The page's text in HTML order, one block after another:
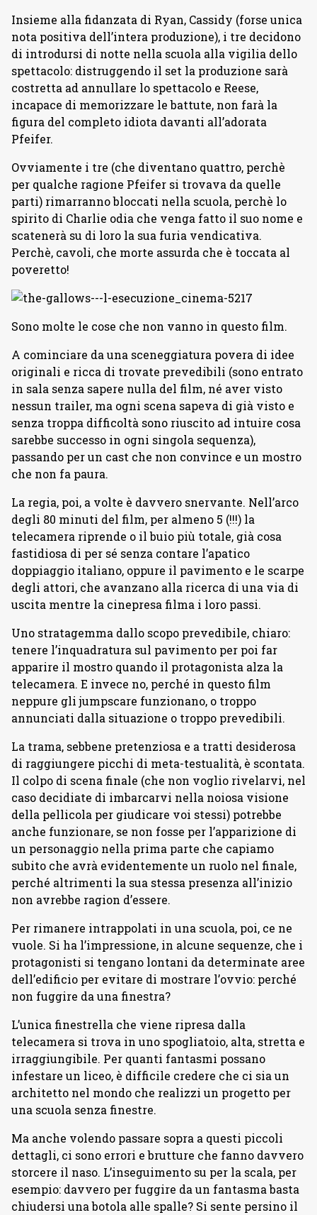
Insieme alla fidanzata di Ryan, Cassidy (forse unica
nota positiva dell’intera produzione), i tre decidono
di introdursi di notte nella scuola alla vigilia dello
spettacolo: distruggendo il set la produzione sarà
costretta ad annullare lo spettacolo e Reese,
incapace di memorizzare le battute, non farà la
figura del completo idiota davanti all’adorata
Pfeifer.
Ovviamente i tre (che diventano quattro, perchè
per qualche ragione Pfeifer si trovava da quelle
parti) rimarranno bloccati nella scuola, perchè lo
spirito di Charlie odia che venga fatto il suo nome e
scatenerà su di loro la sua furia vendicativa.
Perchè, cavoli, che morte assurda che è toccata al
poveretto!
Sono molte le cose che non vanno in questo film.
A cominciare da una sceneggiatura povera di idee
originali e ricca di trovate prevedibili (sono entrato
in sala senza sapere nulla del film, né aver visto
nessun trailer, ma ogni scena sapeva di già visto e
senza troppa difficoltà sono riuscito ad intuire cosa
sarebbe successo in ogni singola sequenza),
passando per un cast che non convince e un mostro
che non fa paura.
La regia, poi, a volte è davvero snervante. Nell’arco
degli 80 minuti del film, per almeno 5 (!!!) la
telecamera riprende o il buio più totale, già cosa
fastidiosa di per sé senza contare l’apatico
doppiaggio italiano, oppure il pavimento e le scarpe
degli attori, che avanzano alla ricerca di una via di
uscita mentre la cinepresa filma i loro passi.
Uno stratagemma dallo scopo prevedibile, chiaro:
tenere l’inquadratura sul pavimento per poi far
apparire il mostro quando il protagonista alza la
telecamera. E invece no, perché in questo film
neppure gli jumpscare funzionano, o troppo
annunciati dalla situazione o troppo prevedibili.
La trama, sebbene pretenziosa e a tratti desiderosa
di raggiungere picchi di meta-testualità, è scontata.
Il colpo di scena finale (che non voglio rivelarvi, nel
caso decidiate di imbarcarvi nella noiosa visione
della pellicola per giudicare voi stessi) potrebbe
anche funzionare, se non fosse per l’apparizione di
un personaggio nella prima parte che capiamo
subito che avrà evidentemente un ruolo nel finale,
perché altrimenti la sua stessa presenza all’inizio
non avrebbe ragion d’essere.
Per rimanere intrappolati in una scuola, poi, ce ne
vuole. Si ha l’impressione, in alcune sequenze, che i
protagonisti si tengano lontani da determinate aree
dell’edificio per evitare di mostrare l’ovvio: perché
non fuggire da una finestra?
L’unica finestrella che viene ripresa dalla
telecamera si trova in uno spogliatoio, alta, stretta e
irraggiungibile. Per quanti fantasmi possano
infestare un liceo, è difficile credere che ci sia un
architetto nel mondo che realizzi un progetto per
una scuola senza finestre.
Ma anche volendo passare sopra a questi piccoli
dettagli, ci sono errori e brutture che fanno davvero
storcere il naso. L’inseguimento su per la scala, per
esempio: davvero per fuggire da un fantasma basta
chiudersi una botola alle spalle? Si sente persino il